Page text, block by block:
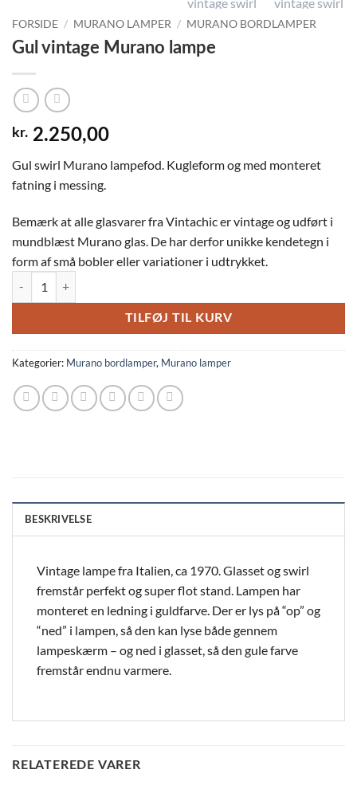
FORSIDE / MURANO LAMPER / MURANO BORDLAMPER
Gul vintage Murano lampe
kr. 2.250,00
Gul swirl Murano lampefod. Kugleform og med monteret
fatning i messing.
Bemærk at alle glasvarer fra Vintachic er vintage og udført i
mundblæst Murano glas. De har derfor unikke kendetegn i
form af små bobler eller variationer i udtrykket.
TILFØJ TIL KURV
Kategorier: Murano bordlamper, Murano lamper
BESKRIVELSE
Vintage lampe fra Italien, ca 1970. Glasset og swirl
fremstår perfekt og super flot stand. Lampen har
monteret en ledning i guldfarve. Der er lys på “op” og
“ned” i lampen, så den kan lyse både gennem
lampeskærm – og ned i glasset, så den gule farve
fremstår endnu varmere.
RELATEREDE VARER